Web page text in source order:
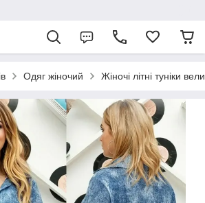
Одяг жіночий Жіночі літні туніки